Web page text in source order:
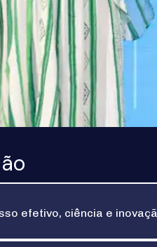
efetivo, ciência e